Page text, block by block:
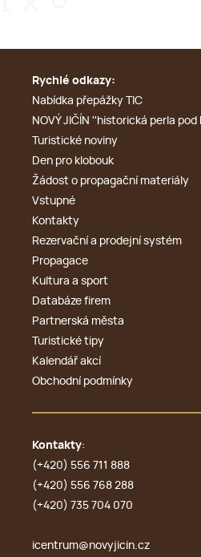
Rychlé odkazy:
Nabídka přepážky TIC
NOVÝ JIČÍN ''historická perla pod
Turistické noviny
Den pro klobouk
Žádost o propagační materiály
Vstupné
Kontakty
Rezervační a prodejní systém
Propagace
Kultura a sport
Databáze firem
Partnerská města
Turistické tipy
Kalendář akcí
Obchodní podmínky
Kontakty:
(+420) 556 711 888
(+420) 556 768 288
(+420) 735 704 070
icentrum@novyjicin.cz